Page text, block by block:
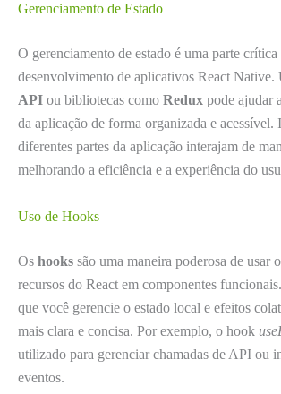
Gerenciamento de Estado
O gerenciamento de estado é uma parte crítica
desenvolvimento de aplicativos React Native.
API ou bibliotecas como Redux pode ajudar
da aplicação de forma organizada e acessível.
diferentes partes da aplicação interajam de
melhorando a eficiência e a experiência do
Uso de Hooks
Os hooks são uma maneira poderosa de usar
recursos do React em componentes
que você gerencie o estado local e efeitos
mais clara e concisa. Por exemplo, o hook
utilizado para gerenciar chamadas de API ou
eventos.